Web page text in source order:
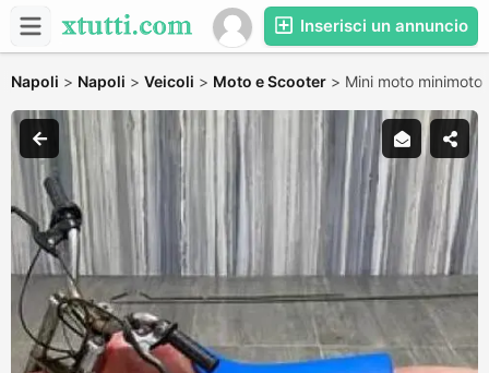
Inserisci un annuncio
Napoli > Napoli > Veicoli > Moto e Scooter > Mini moto